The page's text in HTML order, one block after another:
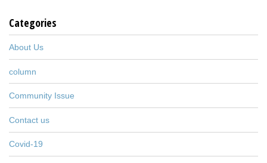
Categories
About Us
column
Community Issue
Contact us
Covid-19